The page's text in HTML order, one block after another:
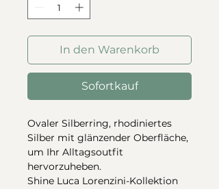
In den Warenkorb
Sofortkauf
Ovaler Silberring, rhodiniertes
Silber mit glänzender Oberfläche,
um Ihr Alltagsoutfit
hervorzuheben.
Shine Luca Lorenzini-Kollektion